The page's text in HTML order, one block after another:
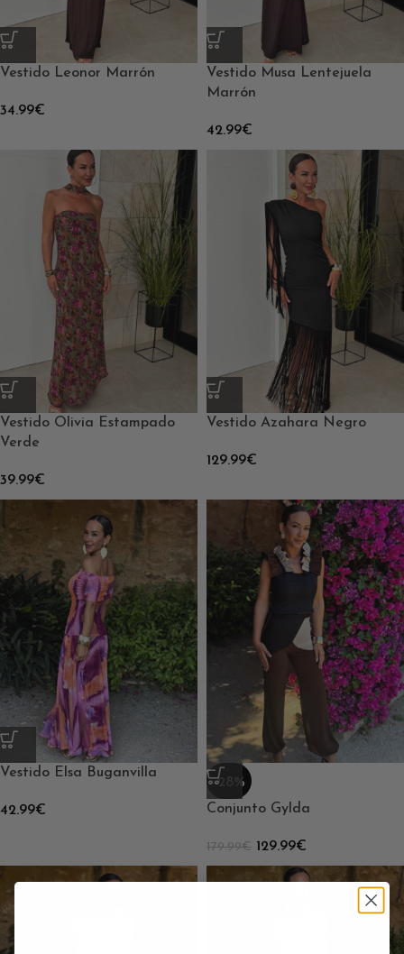
Vestido Leonor Marrón
34.99€
Vestido Musa Lentejuela
Marrón
42.99€
Vestido Olivia Estampado
Verde
39.99€
Vestido Azahara Negro
129.99€
Vestido Elsa Buganvilla
42.99€
-28%
Conjunto Gylda
179.99€ 129.99€